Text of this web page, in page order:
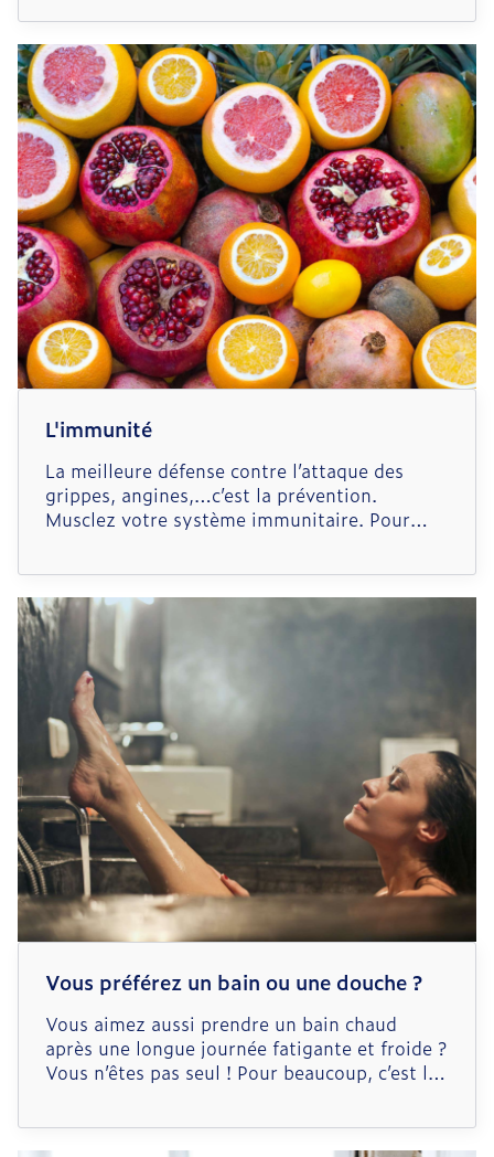
5x/heure) de la respiration au cours du
sommeil. En temps normal, l’air passe sans
difficultés de la bouche et du nez aux
poumons… mais chez les patients qui
souffrent d’apnées, la respiration
s’interrompt régulièrement pendant plus de
10 secondes, avant de reprendre par une
inspiration profonde tandis que la personne
ronfle bruyamment ou s’agite dans son
sommeil.
L'immunité
La meilleure défense contre l’attaque des
grippes, angines,…c’est la prévention.
Musclez votre système immunitaire. Pour
Vous préférez un bain ou une douche ?
Vous aimez aussi prendre un bain chaud
après une longue journée fatigante et froide ?
Vous n’êtes pas seul ! Pour beaucoup, c’est le
D’autres, en revanche, préfèrent une douche
revigorante. Mais quel est le meilleur pour